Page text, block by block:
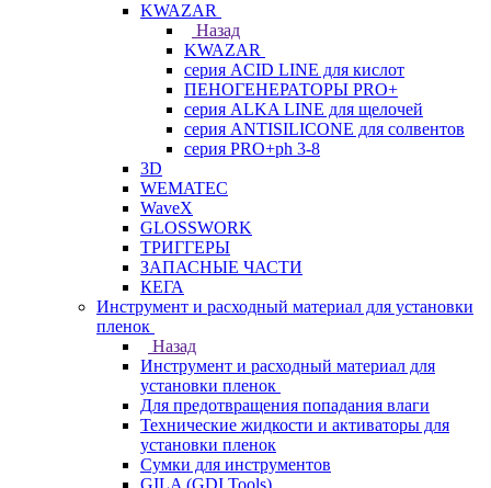
KWAZAR
Назад
KWAZAR
серия ACID LINE для кислот
ПЕНОГЕНЕРАТОРЫ PRO+
серия ALKA LINE для щелочей
серия ANTISILICONE для солвентов
серия PRO+ph 3-8
3D
WEMATEC
WaveX
GLOSSWORK
ТРИГГЕРЫ
ЗАПАСНЫЕ ЧАСТИ
КЕГА
Инструмент и расходный материал для установки
пленок
Назад
Инструмент и расходный материал для
установки пленок
Для предотвращения попадания влаги
Технические жидкости и активаторы для
установки пленок
Сумки для инструментов
GILA (GDI Tools)